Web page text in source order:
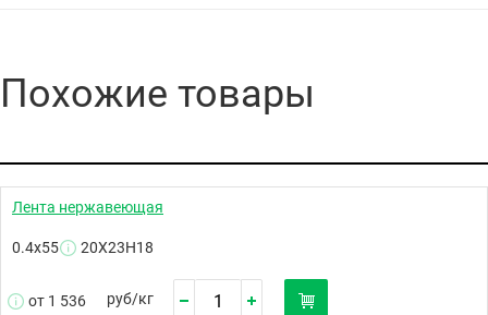
Похожие товары
Лента нержавеющая
0.4х55 20Х23Н18
от 1 536 руб/кг